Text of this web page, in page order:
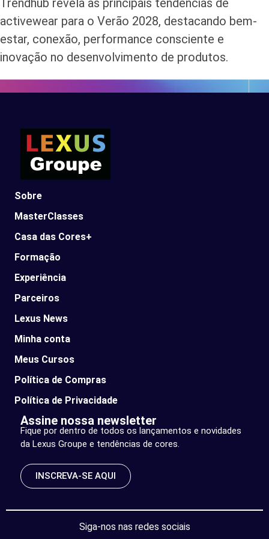
Trendhub revela as principais tendências de
activewear para o Verão 2028, destacando bem-
estar, conexão, performance consciente e
inovação no desenvolvimento de produtos.
Sobre
MasterClasses
Casa das Cores+
Formação
Experiência
Parceiros
Lexus News​
Minha conta
Meus Cursos
Política de Compras
Política de Privacidade
Assine nossa newsletter
Fique por dentro de todos os lançamentos e novidades
da Lexus Groupe e tendências de cores.
INSCREVA-SE AQUI
Siga-nos nas redes sociais